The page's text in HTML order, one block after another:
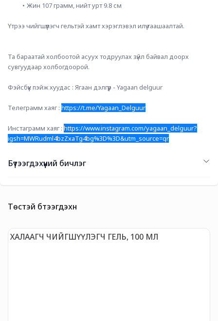
Жин 107 грамм, нийт урт 9.8 см
Үтрээ чийгшүүлэгч гельтэй хамт хэрэглэвэл илүү таашаалтай.
Та бараатай холбоотой асуух тодруулах зүйл байвал доорх
сувгуудаар холбогдоорой.
Фэйсбүүк пэйж хуудас : Ягаан дэлгүүр - Yagaan delguur
Телеграмм хаяг : https://t.me/Yagaan_Delguur
Инстаграмм хаяг : https://www.instagram.com/yagaan_delguur?
igsh=MWRudml4bzZxaTg4bg%3D%3D&utm_source=qr
Бүтээгдэхүүний бичлэг
Төстэй бүтээгдэхүүн
ХАЛААГЧ ЧИЙГШҮҮЛЭГЧ ГЕЛЬ, 100 МЛ